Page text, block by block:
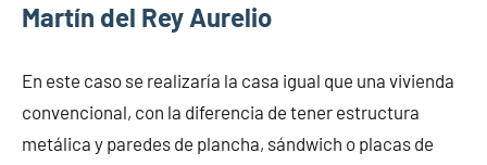
Martín del Rey Aurelio
En este caso se realizaría la casa igual que una vivienda
convencional, con la diferencia de tener estructura
metálica y paredes de plancha, sándwich o placas de